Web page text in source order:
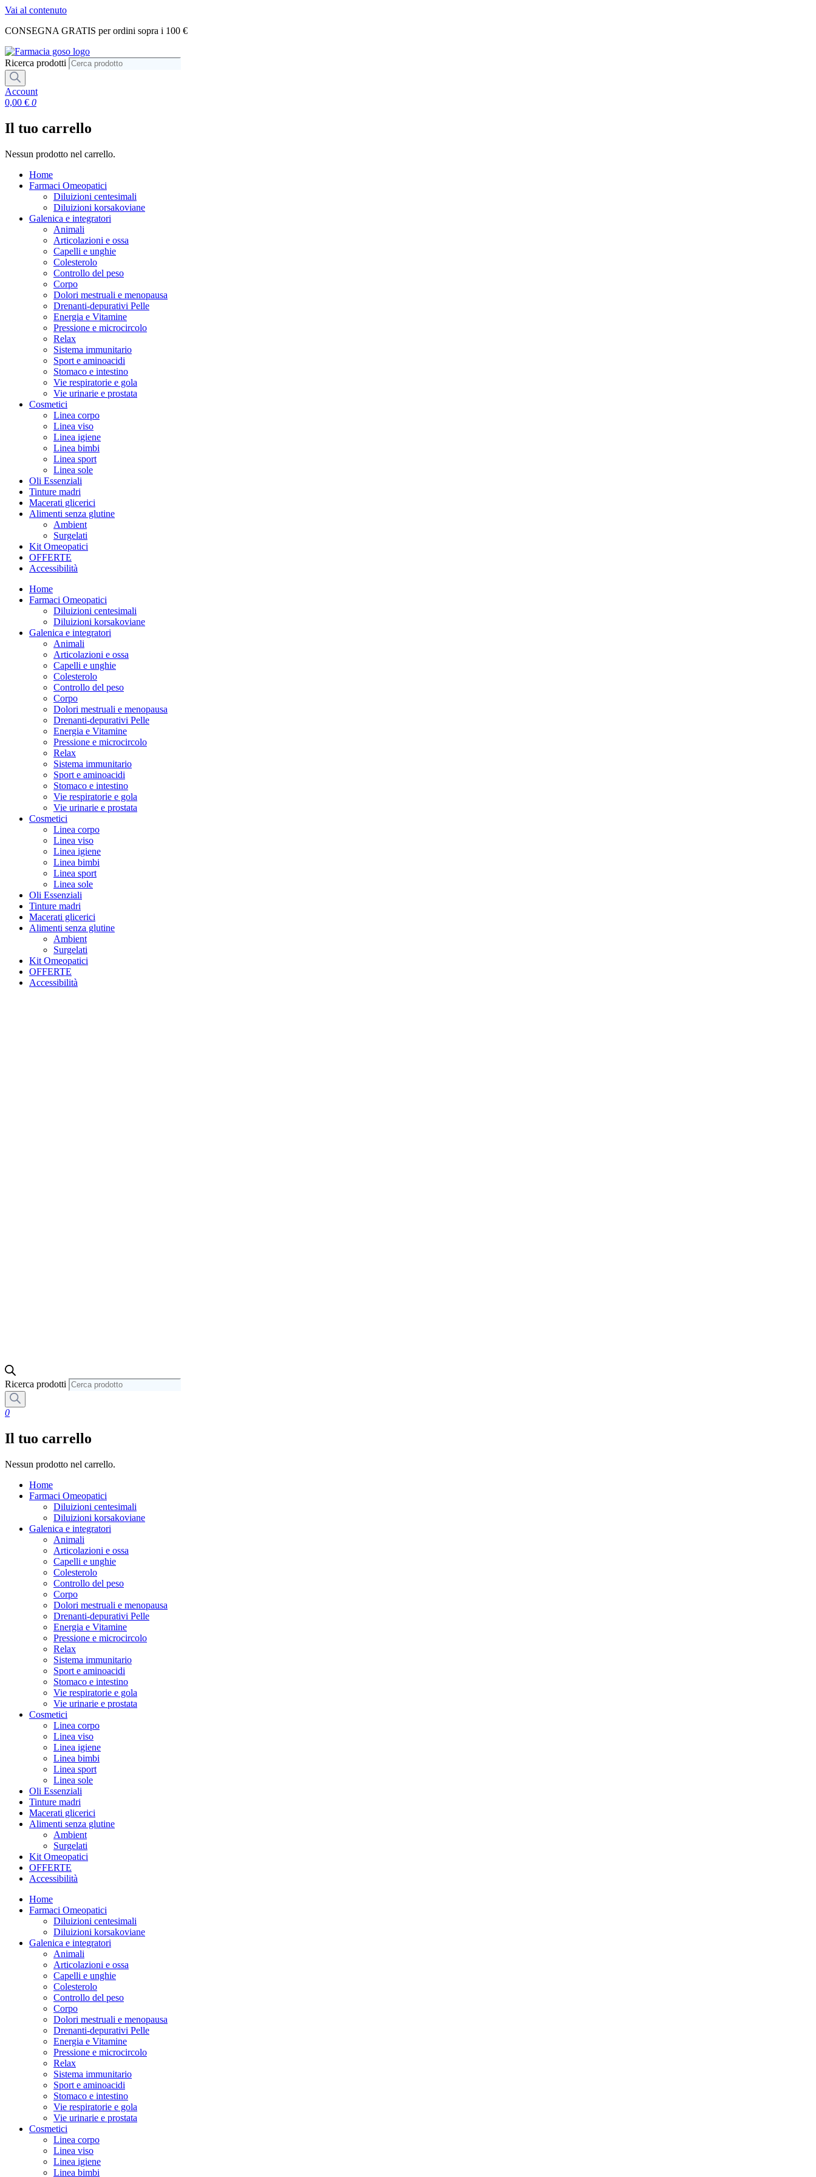
Vai al contenuto
CONSEGNA GRATIS per ordini sopra i 100 €
Ricerca prodotti
Account
0,00 € 0
Il tuo carrello
Nessun prodotto nel carrello.
Home
Farmaci Omeopatici
Diluizioni centesimali
Diluizioni korsakoviane
Galenica e integratori
Animali
Articolazioni e ossa
Capelli e unghie
Colesterolo
Controllo del peso
Corpo
Dolori mestruali e menopausa
Drenanti-depurativi Pelle
Energia e Vitamine
Pressione e microcircolo
Relax
Sistema immunitario
Sport e aminoacidi
Stomaco e intestino
Vie respiratorie e gola
Vie urinarie e prostata
Cosmetici
Linea corpo
Linea viso
Linea igiene
Linea bimbi
Linea sport
Linea sole
Oli Essenziali
Tinture madri
Macerati glicerici
Alimenti senza glutine
Ambient
Surgelati
Kit Omeopatici
OFFERTE
Accessibilità
Home
Farmaci Omeopatici
Diluizioni centesimali
Diluizioni korsakoviane
Galenica e integratori
Animali
Articolazioni e ossa
Capelli e unghie
Colesterolo
Controllo del peso
Corpo
Dolori mestruali e menopausa
Drenanti-depurativi Pelle
Energia e Vitamine
Pressione e microcircolo
Relax
Sistema immunitario
Sport e aminoacidi
Stomaco e intestino
Vie respiratorie e gola
Vie urinarie e prostata
Cosmetici
Linea corpo
Linea viso
Linea igiene
Linea bimbi
Linea sport
Linea sole
Oli Essenziali
Tinture madri
Macerati glicerici
Alimenti senza glutine
Ambient
Surgelati
Kit Omeopatici
OFFERTE
Accessibilità
Ricerca prodotti
0
Il tuo carrello
Nessun prodotto nel carrello.
Home
Farmaci Omeopatici
Diluizioni centesimali
Diluizioni korsakoviane
Galenica e integratori
Animali
Articolazioni e ossa
Capelli e unghie
Colesterolo
Controllo del peso
Corpo
Dolori mestruali e menopausa
Drenanti-depurativi Pelle
Energia e Vitamine
Pressione e microcircolo
Relax
Sistema immunitario
Sport e aminoacidi
Stomaco e intestino
Vie respiratorie e gola
Vie urinarie e prostata
Cosmetici
Linea corpo
Linea viso
Linea igiene
Linea bimbi
Linea sport
Linea sole
Oli Essenziali
Tinture madri
Macerati glicerici
Alimenti senza glutine
Ambient
Surgelati
Kit Omeopatici
OFFERTE
Accessibilità
Home
Farmaci Omeopatici
Diluizioni centesimali
Diluizioni korsakoviane
Galenica e integratori
Animali
Articolazioni e ossa
Capelli e unghie
Colesterolo
Controllo del peso
Corpo
Dolori mestruali e menopausa
Drenanti-depurativi Pelle
Energia e Vitamine
Pressione e microcircolo
Relax
Sistema immunitario
Sport e aminoacidi
Stomaco e intestino
Vie respiratorie e gola
Vie urinarie e prostata
Cosmetici
Linea corpo
Linea viso
Linea igiene
Linea bimbi